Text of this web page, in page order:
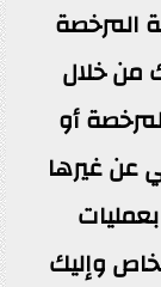
المرخصة
من خلال
أو
عن غيرها
وإليك